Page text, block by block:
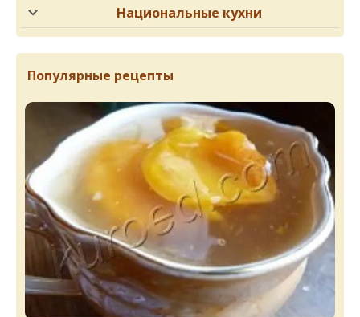
Национальные кухни
Популярные рецепты